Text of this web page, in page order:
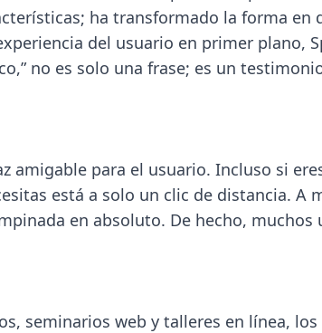
ha transformado la forma en
del usuario en primer plano,
no es solo una frase; es un
amigable para el usuario. Incluso si
está a solo un clic de distancia. A
en absoluto. De hecho,
seminarios web y talleres en línea,